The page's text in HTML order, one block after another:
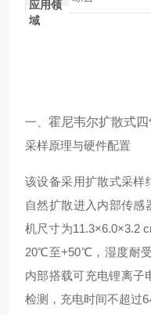
应用领
域
一、 霍尼韦尔扩散式
采样原理与硬件配置
该设备采用扩散式采样
自然扩散进入内部传
机尺寸为11.3×6.0×3.2
20℃至+50℃，湿度耐受
内部搭载可充电锂离子
检测，充电时间不超过6